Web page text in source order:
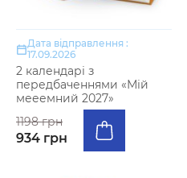
Дата відправлення :
17.09.2026
2 календарі з
передбаченнями «Мій
мееемний 2027»
1198 грн
934 грн